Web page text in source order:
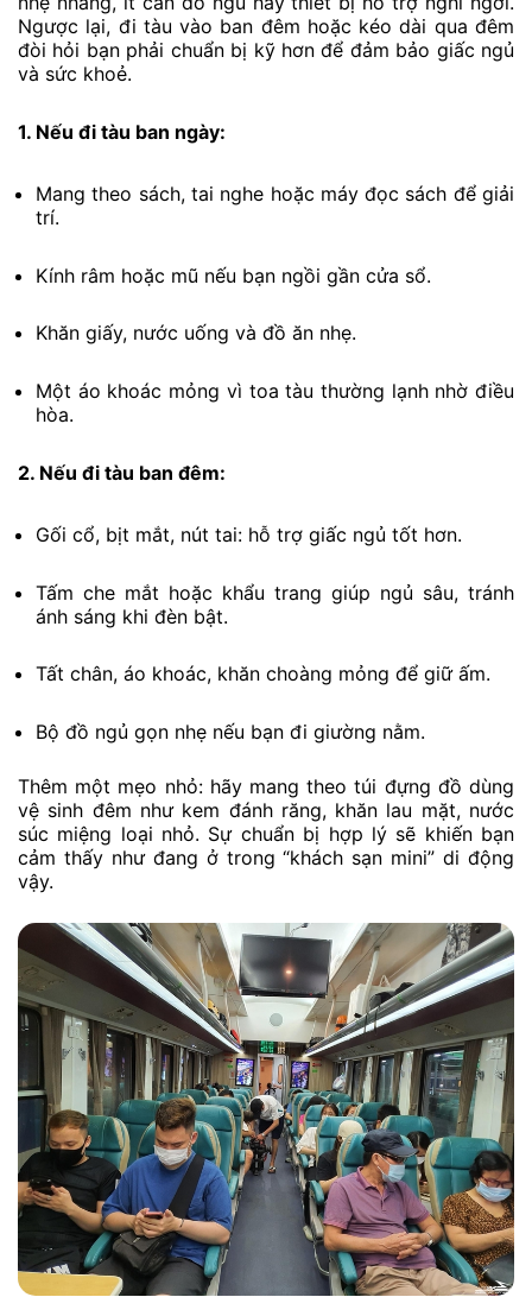
Ngược lại, đi tàu vào ban đêm hoặc kéo dài qua đêm
đòi hỏi bạn phải chuẩn bị kỹ hơn để đảm bảo giấc ngủ
và sức khoẻ.
1. Nếu đi tàu ban ngày:
Mang theo sách, tai nghe hoặc máy đọc sách để giải
trí.
Kính râm hoặc mũ nếu bạn ngồi gần cửa sổ.
Khăn giấy, nước uống và đồ ăn nhẹ.
Một áo khoác mỏng vì toa tàu thường lạnh nhờ điều
hòa.
2. Nếu đi tàu ban đêm:
Gối cổ, bịt mắt, nút tai: hỗ trợ giấc ngủ tốt hơn.
Tấm che mắt hoặc khẩu trang giúp ngủ sâu, tránh
ánh sáng khi đèn bật.
Tất chân, áo khoác, khăn choàng mỏng để giữ ấm.
Bộ đồ ngủ gọn nhẹ nếu bạn đi giường nằm.
Thêm một mẹo nhỏ: hãy mang theo túi đựng đồ dùng
vệ sinh đêm như kem đánh răng, khăn lau mặt, nước
súc miệng loại nhỏ. Sự chuẩn bị hợp lý sẽ khiến bạn
cảm thấy như đang ở trong “khách sạn mini” di động
vậy.